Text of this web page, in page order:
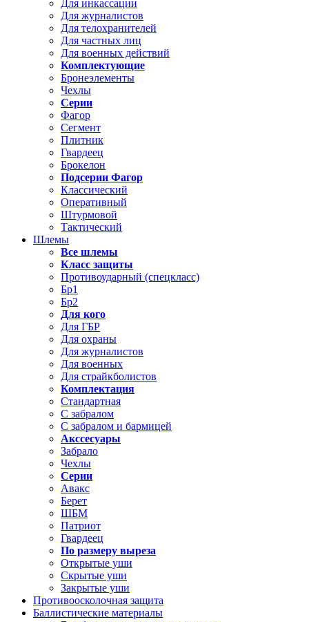
Для инкассации
Для журналистов
Для телохранителей
Для частных лиц
Для военных действий
Комплектующие
Бронеэлементы
Чехлы
Серии
Фагор
Сегмент
Плитник
Гвардеец
Брокелон
Подсерии Фагор
Классический
Оперативный
Штурмовой
Тактический
Шлемы
Все шлемы
Класс защиты
Противоударный (спецкласс)
Бр1
Бр2
Для кого
Для ГБР
Для охраны
Для журналистов
Для военных
Для страйкболистов
Комплектация
Стандартная
С забралом
С забралом и бармицей
Акссесуары
Забрало
Чехлы
Серии
Авакс
Берет
ШБМ
Патриот
Гвардеец
По размеру выреза
Открытые уши
Скрытые уши
Закрытые уши
Противоосколочная защита
Баллистические материалы